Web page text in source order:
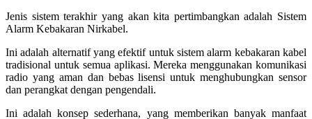
Jenis sistem terakhir yang akan kita pertimbangkan adalah Sistem
Alarm Kebakaran Nirkabel.
Ini adalah alternatif yang efektif untuk sistem alarm kebakaran kabel
tradisional untuk semua aplikasi. Mereka menggunakan komunikasi
radio yang aman dan bebas lisensi untuk menghubungkan sensor
dan perangkat dengan pengendali.
Ini adalah konsep sederhana, yang memberikan banyak manfaat